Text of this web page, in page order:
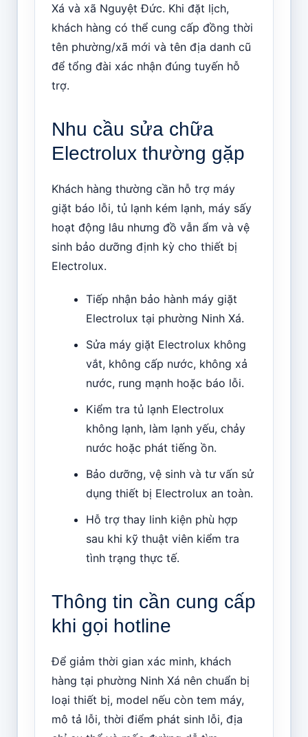
Xá và xã Nguyệt Đức. Khi đặt lịch,
khách hàng có thể cung cấp đồng thời
tên phường/xã mới và tên địa danh cũ
để tổng đài xác nhận đúng tuyến hỗ
trợ.
Nhu cầu sửa chữa
Electrolux thường gặp
Khách hàng thường cần hỗ trợ máy
giặt báo lỗi, tủ lạnh kém lạnh, máy sấy
hoạt động lâu nhưng đồ vẫn ẩm và vệ
sinh bảo dưỡng định kỳ cho thiết bị
Electrolux.
Tiếp nhận bảo hành máy giặt
Electrolux tại phường Ninh Xá.
Sửa máy giặt Electrolux không
vắt, không cấp nước, không xả
nước, rung mạnh hoặc báo lỗi.
Kiểm tra tủ lạnh Electrolux
không lạnh, làm lạnh yếu, chảy
nước hoặc phát tiếng ồn.
Bảo dưỡng, vệ sinh và tư vấn sử
dụng thiết bị Electrolux an toàn.
Hỗ trợ thay linh kiện phù hợp
sau khi kỹ thuật viên kiểm tra
tình trạng thực tế.
Thông tin cần cung cấp
khi gọi hotline
Để giảm thời gian xác minh, khách
hàng tại phường Ninh Xá nên chuẩn bị
loại thiết bị, model nếu còn tem máy,
mô tả lỗi, thời điểm phát sinh lỗi, địa